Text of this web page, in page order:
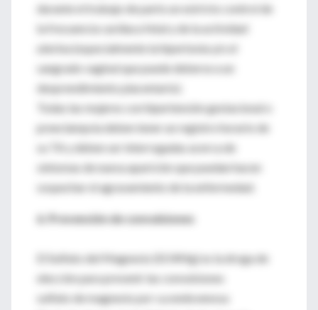
durante el trabajo de parto un estricto control de
la frecuencia cardiaca fetal y de la actividad
uterina (especialmente la hipertonía y/o el
sangrado vaginal que puede deberse a un
desprendimiento placentario).
Todas las mujeres con hipertensión gestacional o
preeclampsia deben tener un registro horario de
su TA y deben ser interrogadas acerca de
síntomas de nueva aparición que puedan hacen
sospechar el agravamiento de la enfermedad.
6. Prevención de convulsiones
El Sulfato del Magnesio (SO4Mg) es la droga de
elección para prevenir las convulsiones
sulfato de magnesio por v.a endovenosa